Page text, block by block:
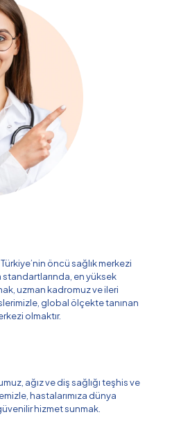
öncü sağlık merkezi
standartlarında, en yüksek
uzman kadromuz ve ileri
global ölçekte tanınan
olmaktır.
ağız ve diş sağlığı teşhis ve
hastalarımıza dünya
hizmet sunmak.